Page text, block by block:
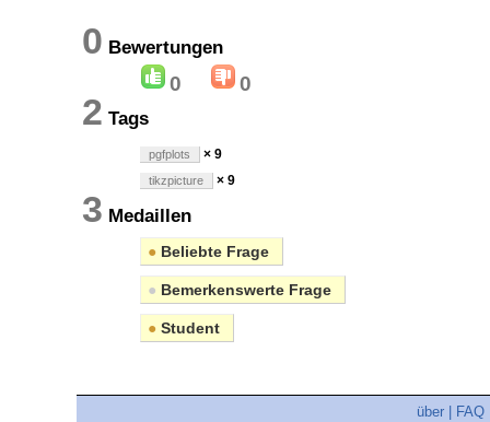
0 Bewertungen
0 0
2 Tags
pgfplots × 9
tikzpicture × 9
3 Medaillen
● Beliebte Frage
● Bemerkenswerte Frage
● Student
über FAQ